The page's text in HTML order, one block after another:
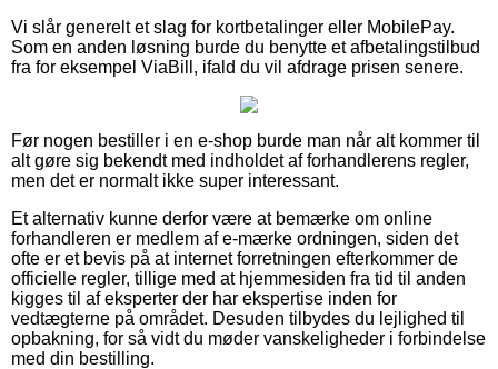
Vi slår generelt et slag for kortbetalinger eller MobilePay.
Som en anden løsning burde du benytte et afbetalingstilbud
fra for eksempel ViaBill, ifald du vil afdrage prisen senere.
Før nogen bestiller i en e-shop burde man når alt kommer til
alt gøre sig bekendt med indholdet af forhandlerens regler,
men det er normalt ikke super interessant.
Et alternativ kunne derfor være at bemærke om online
forhandleren er medlem af e-mærke ordningen, siden det
ofte er et bevis på at internet forretningen efterkommer de
officielle regler, tillige med at hjemmesiden fra tid til anden
kigges til af eksperter der har ekspertise inden for
vedtægterne på området. Desuden tilbydes du lejlighed til
opbakning, for så vidt du møder vanskeligheder i forbindelse
med din bestilling.